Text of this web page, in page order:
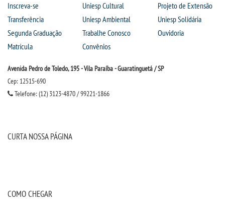
IMPRENSA
TRABALHE CONOSCO
OUVIDORIA
Inscreva-se
Transferência
Segunda Graduação
Matrícula
Uniesp Cultural
Uniesp Ambiental
Trabalhe Conosco
Convênios
Projeto de Extensão
Uniesp Solidária
Ouvidoria
Avenida Pedro de Toledo, 195 - Vila Paraíba - Guaratinguetá / SP
Cep: 12515-690
Telefone: (12) 3123-4870 / 99221-1866
CURTA NOSSA PÁGINA
COMO CHEGAR